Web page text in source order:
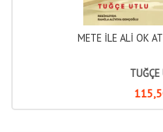
METE İLE ALİ OK
115